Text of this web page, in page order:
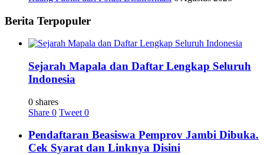
Berita Terpopuler
Sejarah Mapala dan Daftar Lengkap Seluruh
Indonesia
0 shares
Share 0 Tweet 0
Pendaftaran Beasiswa Pemprov Jambi Dibuka.
Cek Syarat dan Linknya Disini